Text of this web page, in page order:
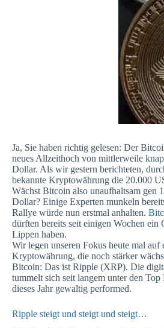
Ja, Sie haben richtig gelesen: Der
neues Allzeithoch von mittlerweile
Dollar. Als wir gestern berichteten,
bekannte Kryptowährung die 20.000
Wächst Bitcoin also unaufhaltsam gen
Dollar? Einige Experten munkeln
Rallye würde nun erstmal anhalten.
dürften bereits seit einigen Wochen ein
Lippen haben.
Wir legen unseren Fokus heute mal auf
Kryptowährung, die noch stärker
Bitcoin: Das ist Ripple (XRP). Die
tummelt sich seit langem unter den
dieses Jahr gewaltig performed.
Ripple steigt und steigt und steigt…